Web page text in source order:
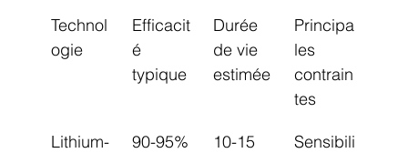
Technol
ogie
Efficacit
é
typique
Durée
de vie
estimée
Principa
les
contrain
tes
Lithium-
90-95%
10-15
Sensibili